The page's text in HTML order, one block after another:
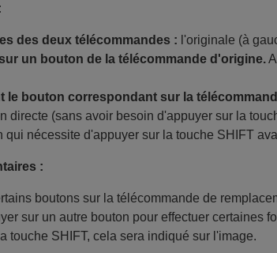
des deux télécommandes : l'originale (à
un bouton de la télécommande d'origine.
le bouton correspondant sur la
directe (sans avoir besoin d'appuyer sur la
qui nécessite d'appuyer sur la touche SHIFT
:
boutons sur la télécommande de
sur un autre bouton pour effectuer certaines
touche SHIFT, cela sera indiqué sur l'image.